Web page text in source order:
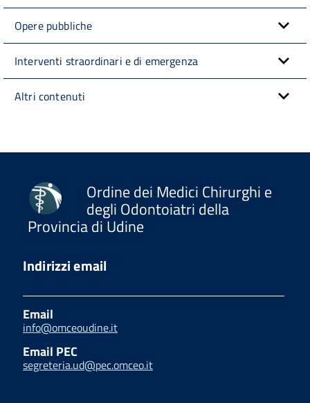
Opere pubbliche
Interventi straordinari e di emergenza
Altri contenuti
Ordine dei Medici Chirurghi e
degli Odontoiatri della
Provincia di Udine
Indirizzi email
Email
info@omceoudine.it
Email PEC
segreteria.ud@pec.omceo.it